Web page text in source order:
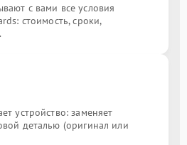
с вами все условия
стоимость, сроки,
устройство: заменяет
деталью (оригинал или